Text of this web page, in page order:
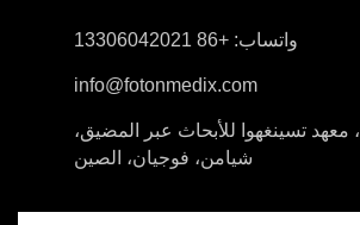
واتساب: +86 13306042021
info@fotonmedix.com
4F، المبنى C، معهد تسينغهوا للأبحاث عبر المضيق،
شيامن، فوجيان، الصين